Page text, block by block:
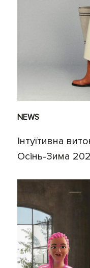
NEWS
Інтуїтивна
Осінь-Зима